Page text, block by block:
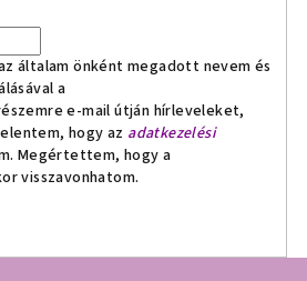
általam önként megadott nevem és
a
e-mail útján hírleveleket,
hogy az adatkezelési
Megértettem, hogy a
visszavonhatom.